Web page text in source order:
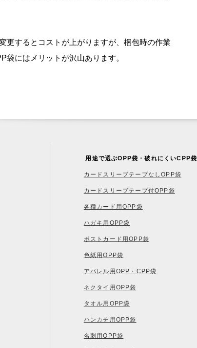
更するとコストが上がりますが、梱包時の作業
袋にはメリットが沢山あります。
用途で選ぶOPP袋・破れにくいCPP袋
カードスリーブテープなしOPP袋
カードスリーブテープ付OPP袋
各種カード用OPP袋
ハガキ用OPP袋
ポストカード用OPP袋
色紙用OPP袋
アパレル用OPP・CPP袋
ネクタイ用OPP袋
タオル用OPP袋
ハンカチ用OPP袋
名刺用OPP袋